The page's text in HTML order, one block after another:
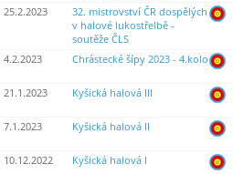
25.2.2023
32. mistrovství ČR dospělých
v halové lukostřelbě -
soutěže ČLS
4.2.2023 Chrástecké šípy 2023 - 4.kolo
21.1.2023 Kyšická halová III
7.1.2023 Kyšická halová II
10.12.2022 Kyšická halová I